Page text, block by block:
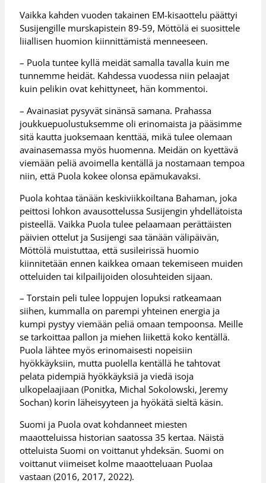
Vaikka kahden vuoden takainen EM-kisaottelu päättyi
Susijengille murskapistein 89-59, Möttölä ei suosittele
liiallisen huomion kiinnittämistä menneeseen.
– Puola tuntee kyllä meidät samalla tavalla kuin me
tunnemme heidät. Kahdessa vuodessa niin pelaajat
kuin pelikin ovat kehittyneet, hän kommentoi.
– Avainasiat pysyvät sinänsä samana. Prahassa
joukkuepuolustuksemme oli erinomaista ja pääsimme
sitä kautta juoksemaan kenttää, mikä tulee olemaan
avainasemassa myös huomenna. Meidän on kyettävä
viemään peliä avoimella kentällä ja nostamaan tempoa
niin, että Puola kokee olonsa epämukavaksi.
Puola kohtaa tänään keskiviikkoiltana Bahaman, joka
peittosi lohkon avausottelussa Susijengin yhdellätoista
pisteellä. Vaikka Puola tulee pelaamaan perättäisten
päivien ottelut ja Susijengi saa tänään välipäivän,
Möttölä muistuttaa, että susileirissä huomio
kiinnitetään ennen kaikkea omaan tekemiseen muiden
otteluiden tai kilpailijoiden olosuhteiden sijaan.
– Torstain peli tulee loppujen lopuksi ratkeamaan
siihen, kummalla on parempi yhteinen energia ja
kumpi pystyy viemään peliä omaan tempoonsa. Meille
se tarkoittaa pallon ja miehen liikettä koko kentällä.
Puola lähtee myös erinomaisesti nopeisiin
hyökkäyksiin, mutta puolella kentällä he tahtovat
pelata pidempiä hyökkäyksiä ja viedä isoja
ulkopelaajiaan (Ponitka, Michal Sokolowski, Jeremy
Sochan) korin läheisyyteen ja hyökätä sieltä käsin.
Suomi ja Puola ovat kohdanneet miesten
maaotteluissa historian saatossa 35 kertaa. Näistä
otteluista Suomi on voittanut yhdeksän. Suomi on
voittanut viimeiset kolme maaotteluaan Puolaa
vastaan (2016, 2017, 2022).